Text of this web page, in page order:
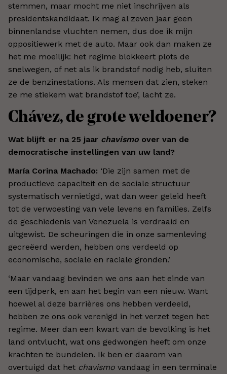
stemmen, maar mocht me niet inschrijven als
presidentskandidaat. Ik mag al zeven jaar geen
binnenlandse vluchten nemen, dus doe ik mijn
oppositiewerk met de auto. Maar ook dan maken ze
het me moeilijk: het regime blokkeert plots de
snelwegen, of net als ik brandstof nodig heb, sluiten
ze de benzinestations. Als mensen dat zien, steken
ze me stiekem wat brandstof toe’, lacht ze.
Chávez, de grote weldoener?
Wat blijft er na 25 jaar chavismo over van de
democratische instellingen van uw land?
María Corina Machado: ‘Die zijn samen met de
productieve capaciteit en de sociale structuur
systematisch vernietigd, wat dan weer geleid heeft
tot de verwoesting van vele levens en families. Zelfs
de geschiedenis van Venezuela is verdraaid en
uitgewist. De scheuringen die in onze samenleving
gecreëerd werden, hebben ons verdeeld op
economische, sociale en raciale gronden.’
‘Maar vandaag bevinden we ons aan het einde van
een tijdperk, en aan het begin van een nieuw. Want
hoewel al deze barrières ons hebben verdeeld,
hebben ze ons ook verenigd in het verzet tegen het
regime. Meer dan een kwart van de bevolking is het
land ontvlucht, wat ons gedwongen heeft om onze
krachten te bundelen. Ik ben er daarom van
overtuigd dat het chavismo vandaag in een terminale